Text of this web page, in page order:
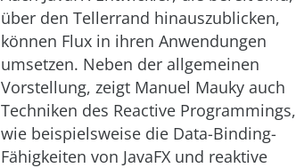
über den Tellerrand hinauszublicken,
können Flux in ihren Anwendungen
umsetzen. Neben der allgemeinen
Vorstellung, zeigt Manuel Mauky auch
Techniken des Reactive Programmings,
wie beispielsweise die Data-Binding-
Fähigkeiten von JavaFX und reaktive